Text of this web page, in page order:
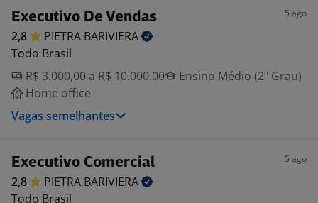
Executivo De Vendas 5 ago
2,8 PIETRA BARIVIERA
Todo Brasil
R$ 3.000,00 a R$ 10.000,00
Ensino Médio (2º Grau)
Home office
Vagas semelhantes
Executivo Comercial 5 ago
2,8 PIETRA BARIVIERA
Todo Brasil